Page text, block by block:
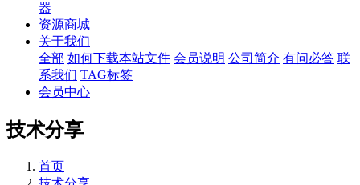
器
资源商城
关于我们
全部 如何下载本站文件 会员说明 公司简介 有问必答 联
系我们 TAG标签
会员中心
技术分享
首页